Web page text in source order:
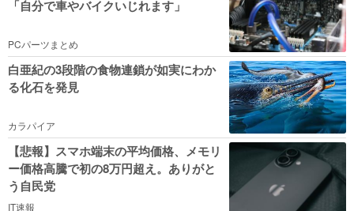
「自分で車やバイクいじれます」
PCパーツまとめ
白亜紀の3段階の食物連鎖が如実にわか
る化石を発見
カラパイア
【悲報】スマホ端末の平均価格、メモリ
ー価格高騰で初の8万円超え。ありがと
う自民党
IT速報